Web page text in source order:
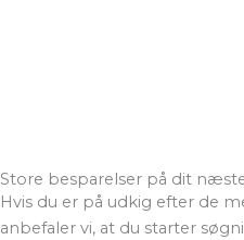
Store besparelser på dit
Hvis du er på udkig efter de
anbefaler vi, at du starter